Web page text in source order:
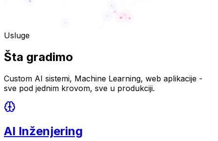
Usluge
Šta gradimo
Custom AI sistemi, Machine Learning, web aplikacije -
sve pod jednim krovom, sve u produkciji.
AI Inženjering